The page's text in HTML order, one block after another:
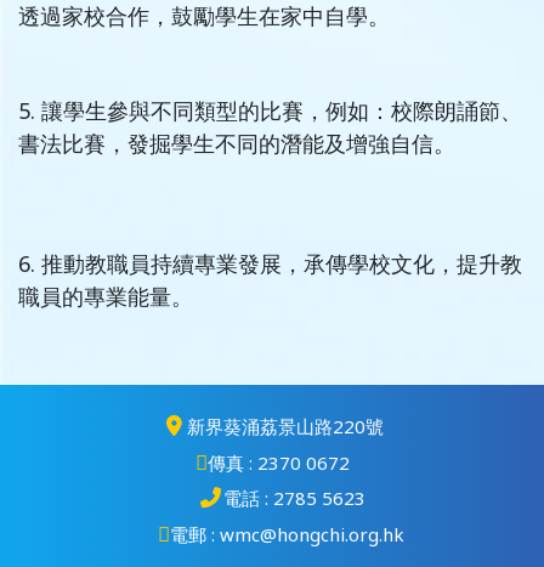
透過家校合作，鼓勵學生在家中自學。
5. 讓學生參與不同類型的比賽，例如：校際朗誦節、
書法比賽，發掘學生不同的潛能及增強自信。
6. 推動教職員持續專業發展，承傳學校文化，提升教
職員的專業能量。
新界葵涌荔景山路220號
傳真 : 2370 0672
電話 : 2785 5623
電郵 : wmc@hongchi.org.hk